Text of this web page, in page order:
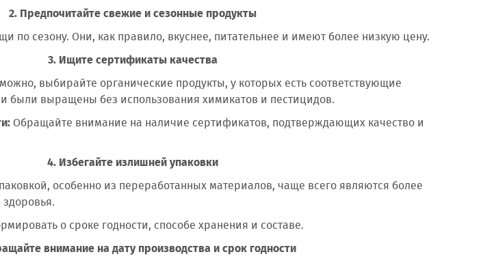
2. Предпочитайте свежие и сезонные продукты
по сезону. Они, как правило, вкуснее, питательнее и имеют более низкую цену.
3. Ищите сертификаты качества
выбирайте органические продукты, у которых есть соответствующие
были выращены без использования химикатов и пестицидов.
Обращайте внимание на наличие сертификатов, подтверждающих качество и
4. Избегайте излишней упаковки
особенно из переработанных материалов, чаще всего являются более
о сроке годности, способе хранения и составе.
внимание на дату производства и срок годности